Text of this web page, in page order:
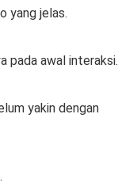
yang jelas.
pada awal interaksi.
yakin dengan